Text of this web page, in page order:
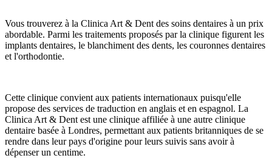
Vous trouverez à la Clinica Art & Dent des soins dentaires à un prix
abordable. Parmi les traitements proposés par la clinique figurent les
implants dentaires, le blanchiment des dents, les couronnes dentaires
et l'orthodontie.
Cette clinique convient aux patients internationaux puisqu'elle
propose des services de traduction en anglais et en espagnol. La
Clinica Art & Dent est une clinique affiliée à une autre clinique
dentaire basée à Londres, permettant aux patients britanniques de se
rendre dans leur pays d'origine pour leurs suivis sans avoir à
dépenser un centime.